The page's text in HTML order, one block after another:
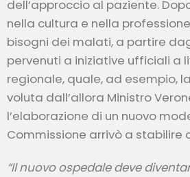
dell’approccio al paziente.
nella cultura e nella
bisogni dei malati, a partire
pervenuti a iniziative ufficiali a
regionale, quale, ad esempio,
voluta dall’allora Ministro
l’elaborazione di un nuovo
Commissione arrivò a stabilire
“Il nuovo ospedale deve